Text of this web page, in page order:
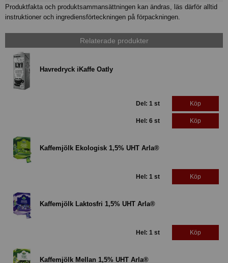
Produktfakta och produktsammansättningen kan ändras, läs därför alltid
instruktioner och ingrediensförteckningen på förpackningen.
Relaterade produkter
Havredryck iKaffe Oatly
Del: 1 st Köp
Hel: 6 st Köp
Kaffemjölk Ekologisk 1,5% UHT Arla®
Hel: 1 st Köp
Kaffemjölk Laktosfri 1,5% UHT Arla®
Hel: 1 st Köp
Kaffemjölk Mellan 1,5% UHT Arla®